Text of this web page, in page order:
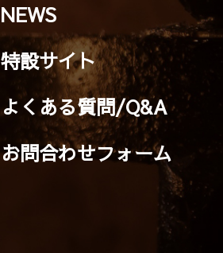
NEWS
特設サイト
よくある質問/Q&A
お問合わせフォーム